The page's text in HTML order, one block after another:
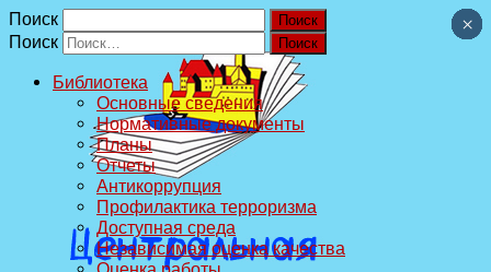
Поиск
Поиск
Библиотека
Основные сведения
Нормативные документы
Планы
Отчеты
Антикоррупция
Профилактика терроризма
Доступная среда
Независимая оценка качества
×
×
×
×
×
×
×
×
×
×